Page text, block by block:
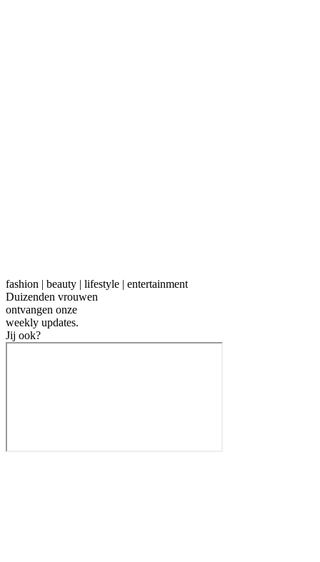
fashion | beauty | lifestyle | entertainment
Duizenden vrouwen
ontvangen onze
weekly updates.
Jij ook?